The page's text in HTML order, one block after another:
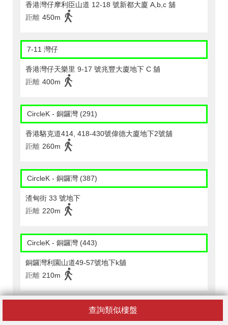
查詢類似樓盤
香港灣仔摩利臣山道 12-18 號新都大廈 A,b,c 舖
距離 450m
7-11 灣仔
香港灣仔天樂里 9-17 號兆豐大廈地下 C 舖
距離 400m
CircleK - 銅鑼灣 (291)
香港駱克道414, 418-430號偉德大廈地下2號舖
距離 260m
CircleK - 銅鑼灣 (387)
渣甸街 33 號地下
距離 220m
CircleK - 銅鑼灣 (443)
銅鑼灣利園山道49-57號地下k舖
距離 210m
CircleK - 銅鑼灣 (543)